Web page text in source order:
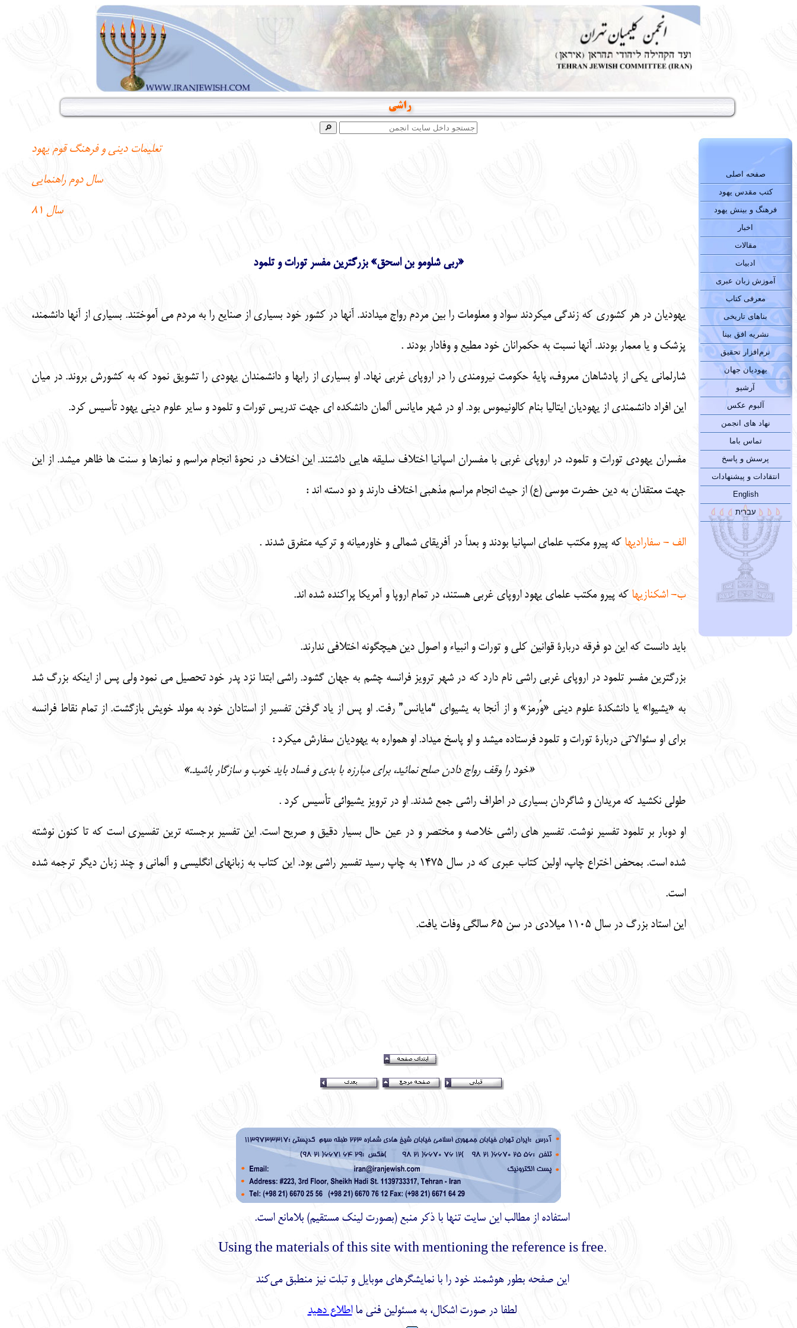
راشي
صفحه اصلی
کتب مقدس یهود
فرهنگ و بینش یهود
اخبار
مقالات
ادبیات
آموزش زبان عبری
معرفی کتاب
بناهای تاریخی
نشریه افق بینا
نرم‌افزار تحقیق
یهودیان جهان
آرشیو
آلبوم عکس
نهاد های انجمن
تماس باما
پرسش و پاسخ
انتقادات و پیشنهادات
English
עברית
تعليمات ديني و فرهنگ قوم يهود
سال دوم راهنمايي
سال 81
«ربي شلومو بن اسحق» بزرگترين مفسر تورات و تلمود
يهوديان در هر كشوري كه زندگي ميكردند سواد و معلومات را بين مردم رواج ميدادند. آنها در كشور خود بسياري از صنايع را به مردم مي آموختند. بسياري از آنها دانشمند،
پزشك و يا معمار بودند. آنها نسبت به حكمرانان خود مطيع و وفادار بودند .
شارلماني يكي از پادشاهان معروف، پاية حكومت نيرومندي را در اروپاي غربي نهاد. او بسياري از رابها و دانشمندان يهودي را تشويق نمود كه به كشورش بروند. در ميان
اين افراد دانشمندي از يهوديان ايتاليا بنام كالونيموس بود. او در شهر مايانس آلمان دانشكده اي جهت تدريس تورات و تلمود و ساير علوم ديني يهود تأسيس كرد.
مفسران يهودي تورات و تلمود، در اروپاي غربي با مفسران اسپانيا اختلاف سليقه هايي داشتند. اين اختلاف در نحوة انجام مراسم و نمازها و سنت ها ظاهر ميشد. از اين
جهت معتقدان به دين حضرت موسي (ع) از حيث انجام مراسم مذهبي اختلاف دارند و دو دسته اند :
الف - سفاراديها كه پيرو مكتب علماي اسپانيا بودند و بعداً در آفريقاي شمالي و خاورميانه و تركيه متفرق شدند .
ب- اشكنازيها كه پيرو مكتب علماي يهود اروپاي غربي هستند، در تمام اروپا و آمريكا پراكنده شده اند.
بايد دانست كه اين دو فرقه دربارة قوانين كلي و تورات و انبياء و اصول دين هيچگونه اختلافي ندارند.
بزرگترين مفسر تلمود در اروپاي غربي راشي نام دارد كه در شهر ترويز فرانسه چشم به جهان گشود. راشي ابتدا نزد پدر خود تحصيل مي نمود ولي پس از اينكه بزرگ شد
به «يشيوا» يا دانشكدة علوم ديني «وُرمز» و از آنجا به يشيواي “مايانس” رفت. او پس از ياد گرفتن تفسير از استادان خود به مولد خويش بازگشت. از تمام نقاط فرانسه
براي او سئوالاتي دربارة تورات و تلمود فرستاده ميشد و او پاسخ ميداد. او همواره به يهوديان سفارش ميكرد :
«خود را وقف رواج دادن صلح نمائيد، براي مبارزه با بدي و فساد بايد خوب و سازگار باشيد.»
طولي نكشيد كه مريدان و شاگردان بسياري در اطراف راشي جمع شدند. او در ترويز يشيوائي تأسيس كرد .
او دوبار بر تلمود تفسير نوشت. تفسير هاي راشي خلاصه و مختصر و در عين حال بسيار دقيق و صريح است. اين تفسير برجسته ترين تفسيري است كه تا كنون نوشته
شده است. بمحض اختراع چاپ، اولين كتاب عبري كه در سال 1475 به چاپ رسيد تفسير راشي بود. اين كتاب به زبانهاي انگليسي و آلماني و چند زبان ديگر ترجمه شده
است.
اين استاد بزرگ در سال 1105 ميلادي در سن 65 سالگي وفات يافت.
استفاده از مطالب اين سايت تنها با ذكر منبع (بصورت لینک مستقیم) بلامانع است.
.Using the materials of this site with mentioning the reference is free
این صفحه بطور هوشمند خود را با نمایشگرهای موبایل و تبلت نیز منطبق می‌کند
لطفا در صورت اشکال، به مسئولین فنی مااطلاع دهید